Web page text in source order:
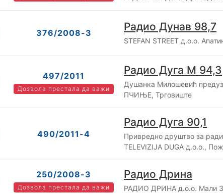
376/2008-3 Радио Дунав 98,7
STEFAN STREET д.о.о.
497/2011
Дозвола престала да важи
Радио Дуга М 94,3
Душанка Милошевић
ПЧИЊЕ, Трговиште
490/2011-4
Радио Дуга 90,1
Привредно друштво за
TELEVIZIJA DUGA д.о.о.,
250/2008-3
Дозвола престала да важи
Радио Дрина
РАДИО ДРИНА д.о.о. Мали